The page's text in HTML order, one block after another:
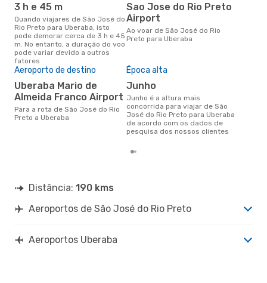
3 h e 45 m
Quando viajares de São José do
Rio Preto para Uberaba, isto
pode demorar cerca de 3 h e 45
m. No entanto, a duração do voo
pode variar devido a outros
fatores
Sao Jose do Rio Preto
Airport
Ao voar de São José do Rio
Preto para Uberaba
Aeroporto de destino
Uberaba Mario de
Almeida Franco Airport
Para a rota de São José do Rio
Preto a Uberaba
Época alta
junho
junho é a altura mais
concorrida para viajar de São
José do Rio Preto para Uberaba
de acordo com os dados de
pesquisa dos nossos clientes
Distância: 190 kms
Aeroportos de São José do Rio Preto
Aeroportos Uberaba